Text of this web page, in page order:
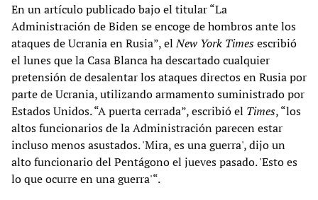
En un artículo publicado bajo el titular “La
Administración de Biden se encoge de hombros ante los
ataques de Ucrania en Rusia”, elNew York Timesescribió
el lunes que la Casa Blanca ha descartado cualquier
pretensión de desalentar los ataques directos en Rusia por
parte de Ucrania, utilizando armamento suministrado por
Estados Unidos. “A puerta cerrada”, escribió el Times, “los
altos funcionarios de la Administración parecen estar
incluso menos asustados. 'Mira, es una guerra', dijo un
alto funcionario del Pentágono el jueves pasado. 'Esto es
lo que ocurre en una guerra'“.